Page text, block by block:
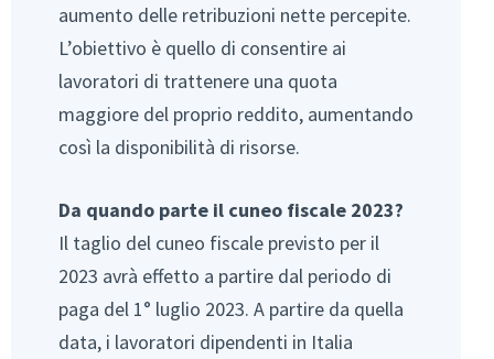
aumento delle retribuzioni nette percepite.
L’obiettivo è quello di consentire ai
lavoratori di trattenere una quota
maggiore del proprio reddito, aumentando
così la disponibilità di risorse.
Da quando parte il cuneo fiscale 2023?
Il taglio del cuneo fiscale previsto per il
2023 avrà effetto a partire dal periodo di
paga del 1° luglio 2023. A partire da quella
data, i lavoratori dipendenti in Italia